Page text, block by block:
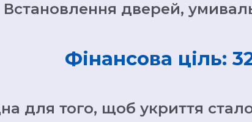
Встановлення дверей,
Фінансова ціль:
для того, щоб укриття